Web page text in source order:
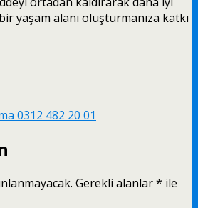
yaşam alanı oluşturmanıza katkı
0312 482 20 01
Gerekli alanlar* ile